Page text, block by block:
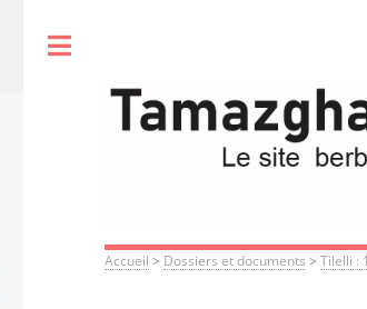
Accueil > Dossiers et documents >Tilelli :